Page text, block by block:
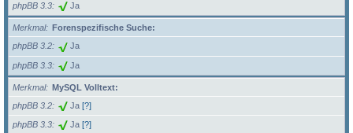
phpBB 3.3 Ja
Merkmal
Forenspezifische Suche:
phpBB 3.2
Ja
phpBB 3.3 Ja
Merkmal
MySQL Volltext:
phpBB 3.2
Ja [?]
phpBB 3.3 Ja [?]